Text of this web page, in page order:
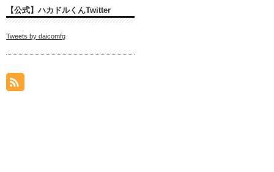
【公式】ハカドルくんTwitter
Tweets by daicomfg